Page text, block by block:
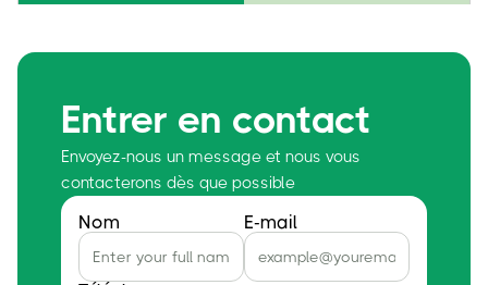
Entrer en contact
Envoyez-nous un message et nous vous
contacterons dès que possible
Nom E-mail